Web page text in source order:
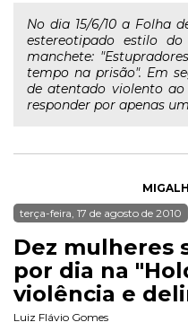
No dia 15/6/10 a Folha
estereotipado estilo
manchete:
tempo na prisão". Em
de atentado violento
responder por apenas
terça-feira, 17 de agosto de 2010
Dez mulheres
por dia na
violência e
Luiz Flávio Gomes